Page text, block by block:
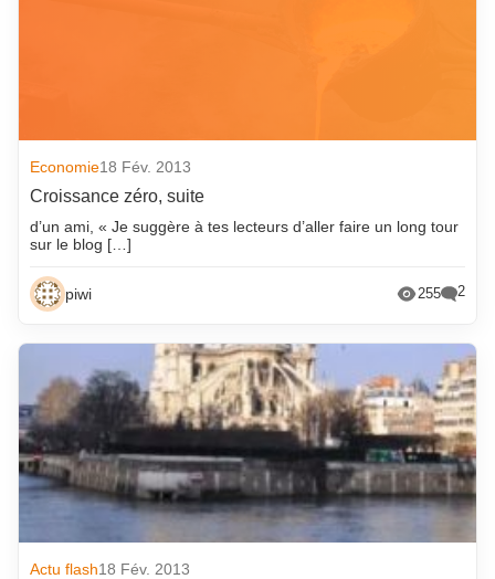
Economie18 Fév. 2013
Croissance zéro, suite
d’un ami, « Je suggère à tes lecteurs d’aller faire un long tour
sur le blog […]
piwi 255 2
Actu flash18 Fév. 2013